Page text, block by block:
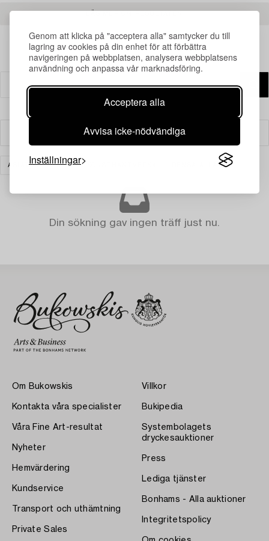
Genom att klicka på "acceptera alla" samtycker du till
lagring av cookies på din enhet för att förbättra
navigeringen på webbplatsen, analysera webbplatsens
användning och anpassa vår marknadsföring.
Acceptera alla
Avvisa icke-nödvändiga
Inställningar
Filter
ASIATISK KERAMIK & KONSTHANTVERK
Din sökning gav ingen träff just nu.
Om Bukowskis
Kontakta våra specialister
Våra Fine Art-resultat
Nyheter
Hemvärdering
Kundservice
Transport och uthämtning
Private Sales
Villkor
Bukipedia
Systembolagets
dryckesauktioner
Press
Lediga tjänster
Bonhams - Alla auktioner
Integritetspolicy